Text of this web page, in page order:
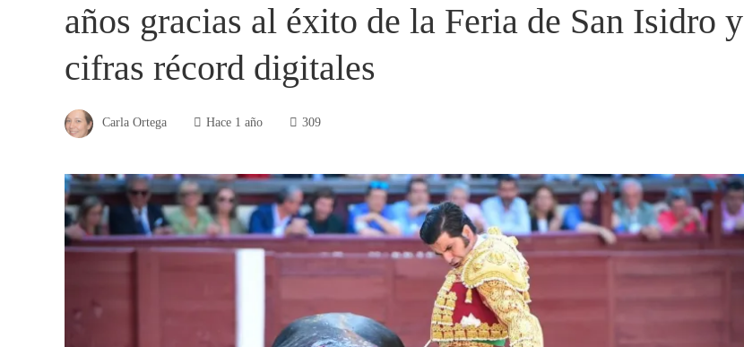
años gracias al éxito de la Feria de San Isidro y
cifras récord digitales
Carla Ortega Hace 1 año 309